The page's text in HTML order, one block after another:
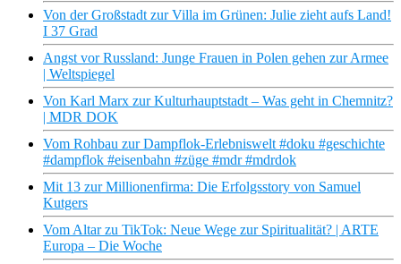
Von der Großstadt zur Villa im Grünen: Julie zieht aufs Land!
I 37 Grad
Angst vor Russland: Junge Frauen in Polen gehen zur Armee
| Weltspiegel
Von Karl Marx zur Kulturhauptstadt – Was geht in Chemnitz?
| MDR DOK
Vom Rohbau zur Dampflok-Erlebniswelt #doku #geschichte
#dampflok #eisenbahn #züge #mdr #mdrdok
Mit 13 zur Millionenfirma: Die Erfolgsstory von Samuel
Kutgers
Vom Altar zu TikTok: Neue Wege zur Spiritualität? | ARTE
Europa – Die Woche